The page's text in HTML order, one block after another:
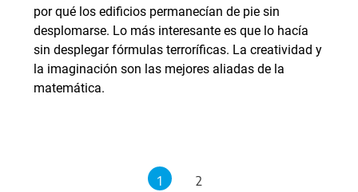
por qué los edificios permanecían de pie sin
desplomarse. Lo más interesante es que lo hacía
sin desplegar fórmulas terroríficas. La creatividad y
la imaginación son las mejores aliadas de la
matemática.
1
2